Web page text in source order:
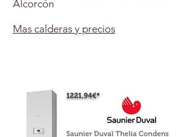
Alcorcón
Mas calderas y precios